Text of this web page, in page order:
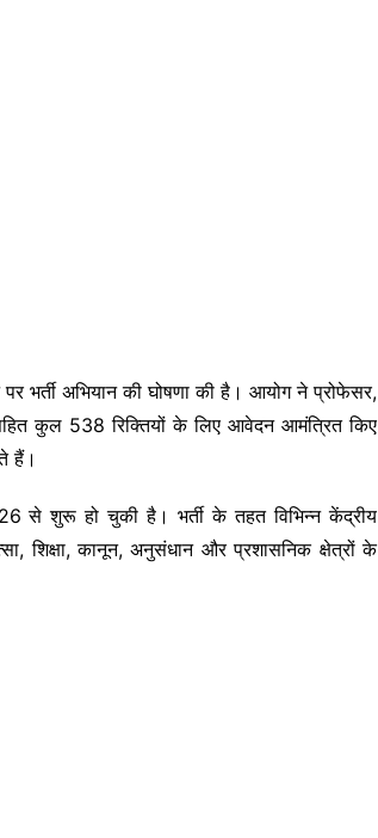
भर्ती अभियान की घोषणा की है। आयोग ने प्रोफेसर,
सहित कुल 538 रिक्तियों के लिए आवेदन आमंत्रित किए
हैं।
से शुरू हो चुकी है। भर्ती के तहत विभिन्न केंद्रीय
शिक्षा, कानून, अनुसंधान और प्रशासनिक क्षेत्रों के